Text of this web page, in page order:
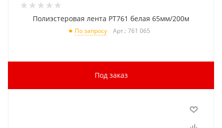
Полиэстеровая лента PT761 белая 65мм/200м
По запросу Арт.: 761 065
Под заказ